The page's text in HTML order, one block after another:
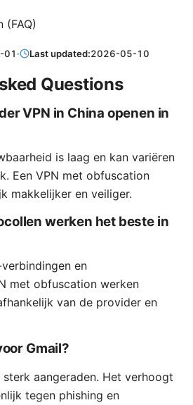
(FAQ)
01 · Last updated:2026-05-10
Questions
VPN in China openen in
is laag en kan variëren
Een VPN met obfuscation
makkelijker en veiliger.
werken het beste in
en
met obfuscation werken
van de provider en
Gmail?
aangeraden. Het verhoogt
tegen phishing en